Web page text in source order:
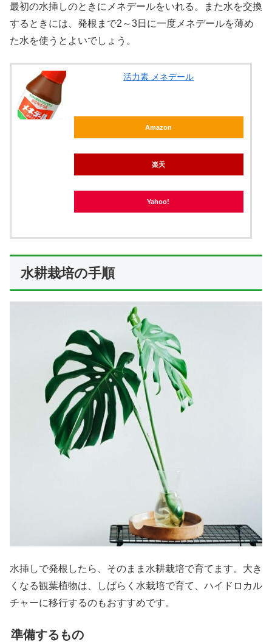
最初の水挿しのときにメネデールをいれる。また水を交換
するときには、発根まで2～3日に一度メネデールを薄め
た水を使うとよいでしょう。
活力素 メネデール
Amazon
楽天
Yahoo!
水耕栽培の手順
水挿しで発根したら、そのまま水耕栽培で育てます。大き
くなる観葉植物は、しばらく水栽培で育て、ハイドロカル
チャーに移行するのもおすすめです。
準備するもの